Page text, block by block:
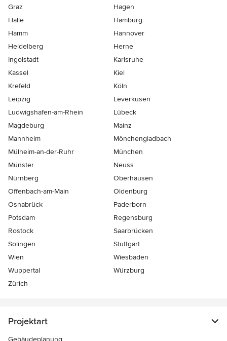
Graz
Hagen
Halle
Hamburg
Hamm
Hannover
Heidelberg
Herne
Ingolstadt
Karlsruhe
Kassel
Kiel
Krefeld
Köln
Leipzig
Leverkusen
Ludwigshafen-am-Rhein
Lübeck
Magdeburg
Mainz
Mannheim
Mönchen­gladbach
Mülheim-an-der-Ruhr
München
Münster
Neuss
Nürnberg
Oberhausen
Offenbach-am-Main
Oldenburg
Osnabrück
Paderborn
Potsdam
Regensburg
Rostock
Saarbrücken
Solingen
Stuttgart
Wien
Wiesbaden
Wuppertal
Würzburg
Zürich
Projektart
Gebäudeplanung